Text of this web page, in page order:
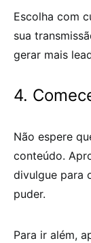
Escolha com
sua
gerar mais
4.
Não espere
conteúdo.
divulgue para
puder.
Para ir além,